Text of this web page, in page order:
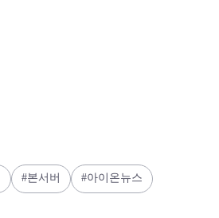
본서버 아이온뉴스